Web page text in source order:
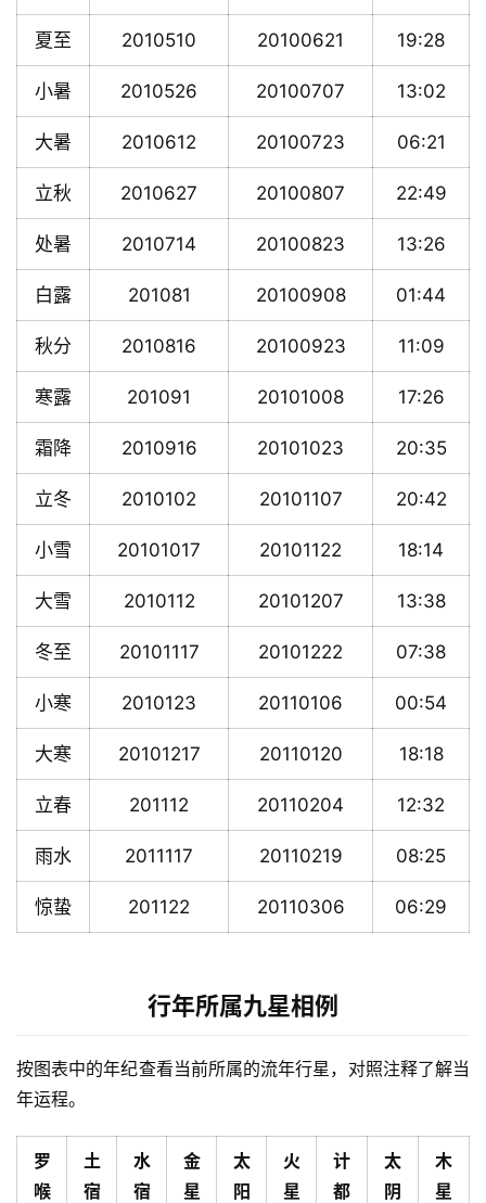
夏至 2010510 20100621 19:28
小暑 2010526 20100707 13:02
大暑 2010612 20100723 06:21
立秋 2010627 20100807 22:49
处暑 2010714 20100823 13:26
白露 201081 20100908 01:44
秋分 2010816 20100923 11:09
寒露 201091 20101008 17:26
霜降 2010916 20101023 20:35
立冬 2010102 20101107 20:42
小雪 20101017 20101122 18:14
大雪 2010112 20101207 13:38
冬至 20101117 20101222 07:38
小寒 2010123 20110106 00:54
大寒 20101217 20110120 18:18
立春 201112 20110204 12:32
雨水 2011117 20110219 08:25
惊蛰 201122 20110306 06:29
行年所属九星相例
按图表中的年纪查看当前所属的流年行星，对照注释了解当
年运程。
罗
喉
土
宿
水
宿
金
星
太
阳
火
星
计
都
太
阴
木
星